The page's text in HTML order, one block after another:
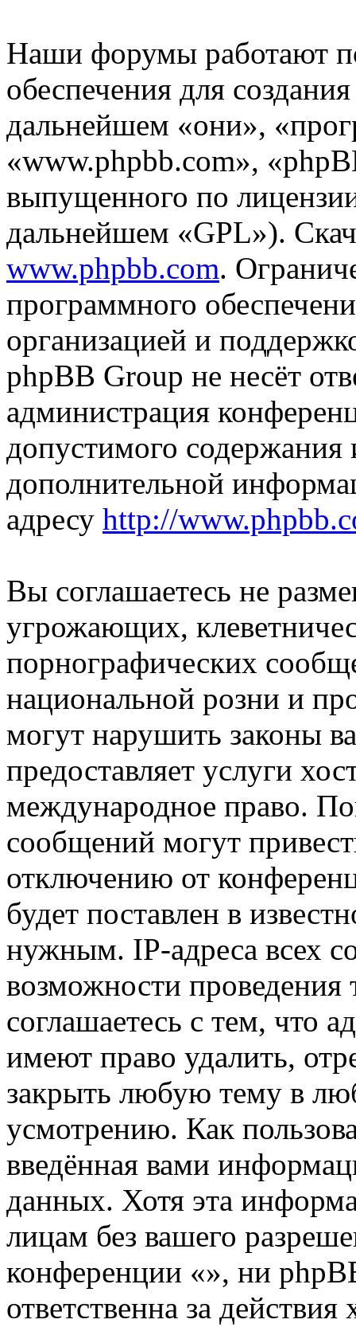
Наши форумы работают
обеспечения для
дальнейшем «они»,
«www.phpbb.com»,
выпущенного по
дальнейшем «GPL»).
www.phpbb.com.
программного
организацией и
phpBB Group не несёт
администрация
допустимого
дополнительной
адресу http://
Вы соглашаетесь не
угрожающих,
порнографических
национальной розни и
могут нарушить законы
предоставляет услуги
международное право.
сообщений могут
отключению от
будет поставлен в
нужным. IP-адреса всех
возможности
соглашаетесь с тем, что
имеют право удалить,
закрыть любую тему в
усмотрению. Как
введённая вами
данных. Хотя эта
лицам без вашего
конференции «», ни
ответственна за